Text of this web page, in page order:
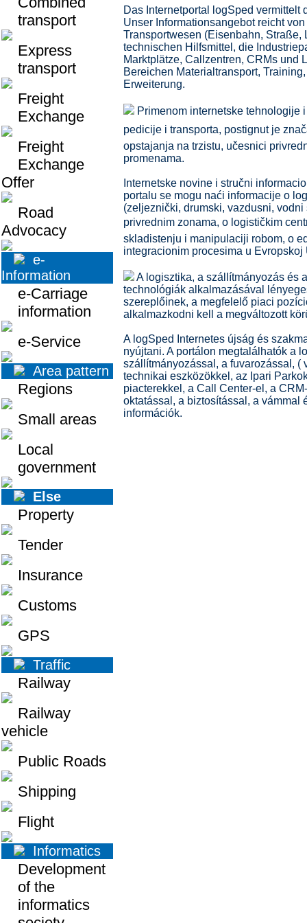
transport
Express
transport
Freight
Exchange
Freight
Exchange
Offer
Road
Advocacy
e-
Information
e-Carriage
information
e-Service
Area pattern
Regions
Small areas
Local
government
Else
Property
Tender
Insurance
Customs
GPS
Traffic
Railway
Railway
vehicle
Public Roads
Shipping
Flight
Informatics
Development
of the
informatics
Das Internetportal logSped
Unser Informationsangebot reicht
Transportwesen (Eisenbahn, Straße,
technischen Hilfsmittel, die
Marktplätze, Callzentren, CRMs und
Bereichen Materialtransport,
Erweiterung.
Primenom internetske tehnologije
pedicije i transporta, postignut je
opstajanja na trzistu, učesnici
promenama.
Internetske novine i stručni
portalu se mogu naći informacije o
(zeljeznički, drumski, vazdusni,
privrednim zonama, o logističkim
skladistenju i manipulaciji robom, o
integracionim procesima u Evropskoj
A logisztika, a szállítmányozás és
technológiák alkalmazásával
szereplőinek, a megfelelő piaci
alkalmazkodni kell a megváltozott
A logSped Internetes újság és
nyújtani. A portálon megtalálhatók a
szállítmányozással, a fuvarozással, (
technikai eszközökkel, az Ipari
piacterekkel, a Call Center-el, a
oktatással, a biztosítással, a
információk.